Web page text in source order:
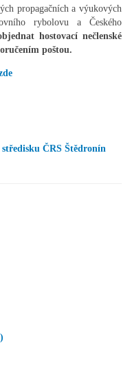
propagačních a výukových
rybolovu a Českého
hostovací nečlenské
poštou.
ČRS Štědronín